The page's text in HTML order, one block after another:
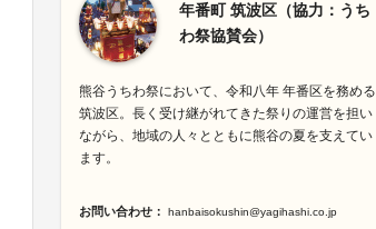
年番町 筑波区（協力：うち
わ祭協賛会）
熊谷うちわ祭において、令和八年 年番区を務める
筑波区。長く受け継がれてきた祭りの運営を担い
ながら、地域の人々とともに熊谷の夏を支えてい
ます。
お問い合わせ： hanbaisokushin@yagihashi.co.jp